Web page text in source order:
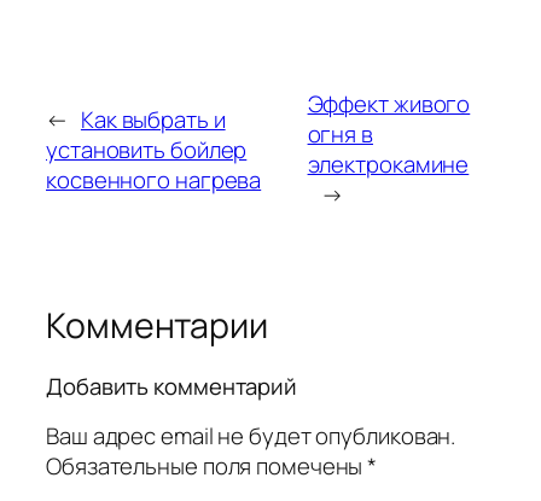
← Как выбрать и
установить бойлер
косвенного нагрева
Эффект живого
огня в
электрокамине
→
Комментарии
Добавить комментарий
Ваш адрес email не будет опубликован.
Обязательные поля помечены*